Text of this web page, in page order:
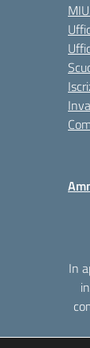
In